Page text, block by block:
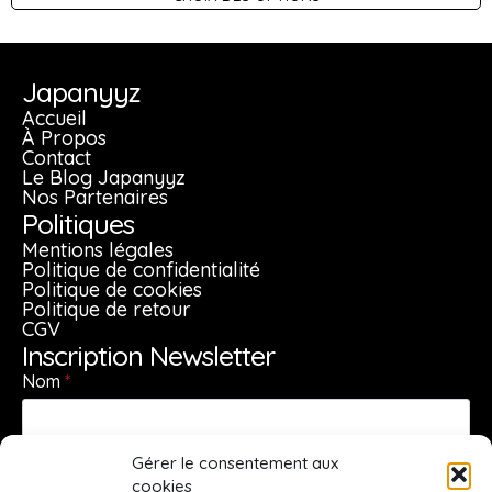
Gérer le consentement aux
cookies
a
variations.
Les
options
peuvent
être
choisies
sur
la
page
du
produit
Japanyyz
Accueil
À Propos
Contact
Le Blog Japanyyz
Nos Partenaires
Politiques
Mentions légales
Politique de confidentialité
Politique de cookies
Politique de retour
CGV
Inscription Newsletter
Nom *